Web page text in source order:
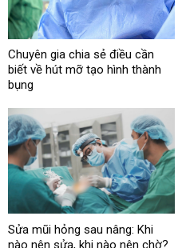
Chuyên gia chia sẻ điều cần
biết về hút mỡ tạo hình thành
bụng
Sửa mũi hỏng sau nâng: Khi
nào nên sửa, khi nào nên chờ?